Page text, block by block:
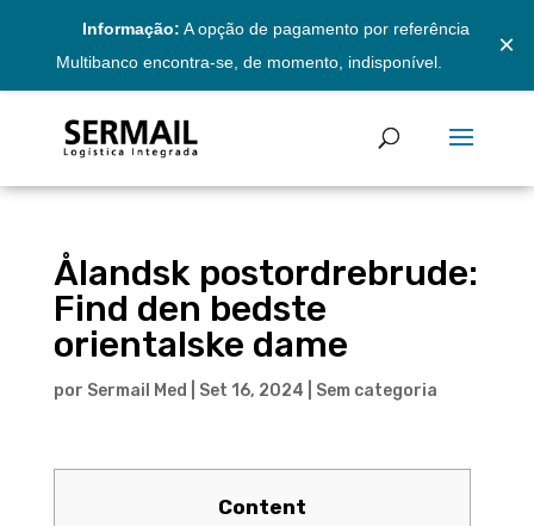
Informação: A opção de pagamento por referência
Multibanco encontra-se, de momento, indisponível.
×
Ålandsk postordrebrude:
Find den bedste
orientalske dame
por Sermail Med Set 16, 2024 Sem categoria
Content